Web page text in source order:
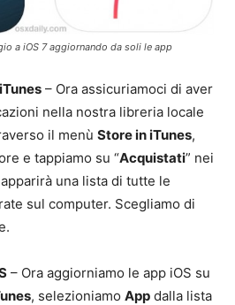
a iOS 7 aggiornando da soli le app
– Ora assicuriamoci di aver
nella nostra libreria locale
il menù Store in iTunes,
e tappiamo su “Acquistati” nei
una lista di tutte le
sul computer. Scegliamo di
– Ora aggiorniamo le app iOS su
, selezioniamo App dalla lista